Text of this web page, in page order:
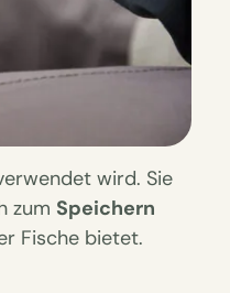
wird. Sie
zum Speichern
Fische bietet.